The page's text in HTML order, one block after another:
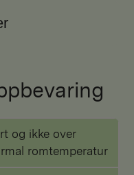
og ikke over
romtemperatur